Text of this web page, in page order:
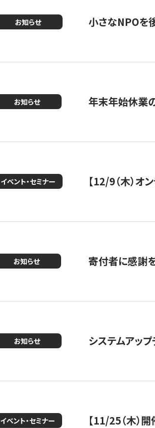
お知らせ 小さなNPOを
お知らせ 年末年始休業
イベント・セミナー 【12/9（木）
お知らせ 寄付者に感謝
お知らせ システムアップ
イベント・セミナー 【11/25（木）